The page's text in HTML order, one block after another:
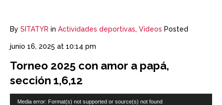
By SITATYR in Actividades deportivas, Videos Posted
junio 16, 2025 at 10:14 pm
Torneo 2025 con amor a papá,
sección 1,6,12
Reproductor
Media error: Format(s) not supported or source(s) not found